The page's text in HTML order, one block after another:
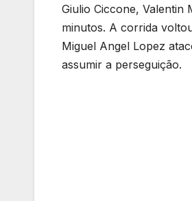
Giulio Ciccone, Valentin
minutos. A corrida
Miguel Angel Lopez
assumir a perseguição.